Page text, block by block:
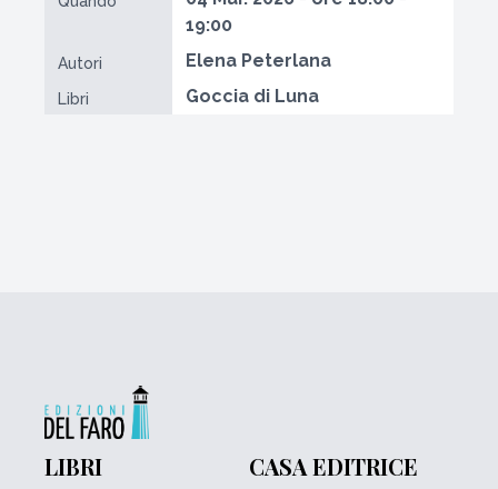
19:00
Autori Elena Peterlana
Libri Goccia di Luna
LIBRI CASA EDITRICE